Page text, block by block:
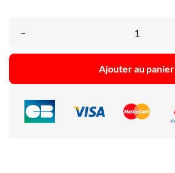
–
Ajouter au panier